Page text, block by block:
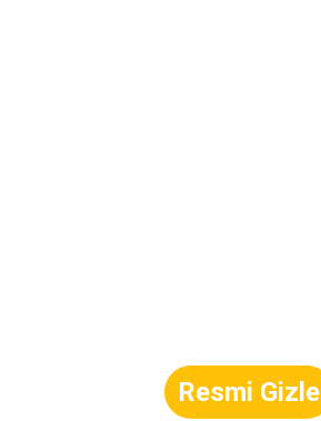
Resmi Gizle